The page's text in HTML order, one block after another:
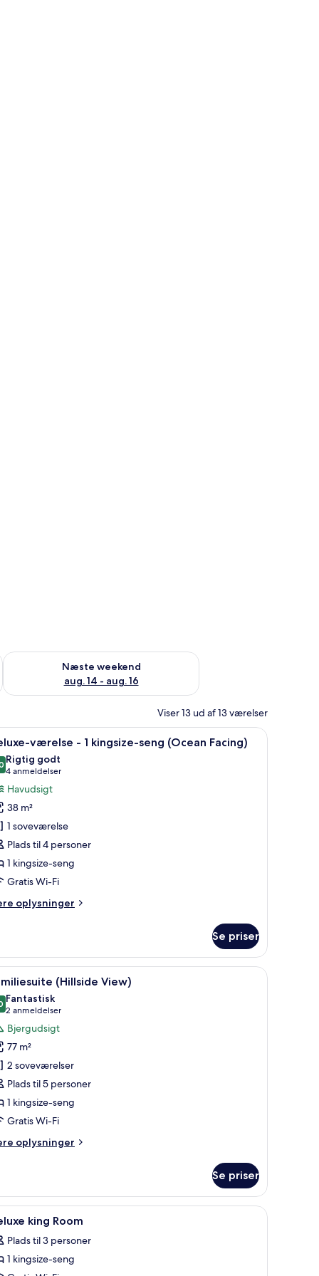
aug. 7 - aug. 9
Næste weekend
aug. 14 - aug. 16
Tjek tilgængelighed for næste weekend aug. 14 - aug. 16
Viser 13 ud af 13 værelser
en stol, et fjernsyn og en balkon.Et hotelværelse med en stor seng, et
7 værelse - 1 kingsize-seng (Ocean Facing)
ud af 10
Rigtig godt
4 anmeldelser
(4
anmeldelser)
Havudsigt
38 m²
1 soveværelse
Plads til 4 personer
1 kingsize-seng
Gratis Wi-Fi
oplysninger
Se priser
badekar, en glasafskærmet brusekabine og en vaskepult med et
Et hotelværelse med en stor seng, et
18 (Hillside View)
ud af 10
Fantastisk
2 anmeldelser
(2
anmeldelser)
Bjergudsigt
77 m²
2 soveværelser
Plads til 5 personer
1 kingsize-seng
Gratis Wi-Fi
oplysninger
Se priser
på værelset, skrivebord Gratis produkter i minibaren, pengeskab på
5 king Room
Plads til 3 personer
1 kingsize-seng